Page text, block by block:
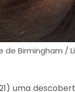
de Birmingham /
uma